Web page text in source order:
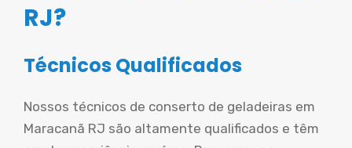
RJ?
Técnicos Qualificados
Nossos técnicos de conserto de geladeiras em
Maracanã RJ são altamente qualificados e têm